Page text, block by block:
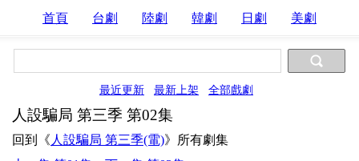
首頁 台劇 陸劇 韓劇 日劇 美劇
最近更新 最新上架 全部戲劇
人設騙局 第三季 第02集
回到《 人設騙局 第三季(電)》所有劇集